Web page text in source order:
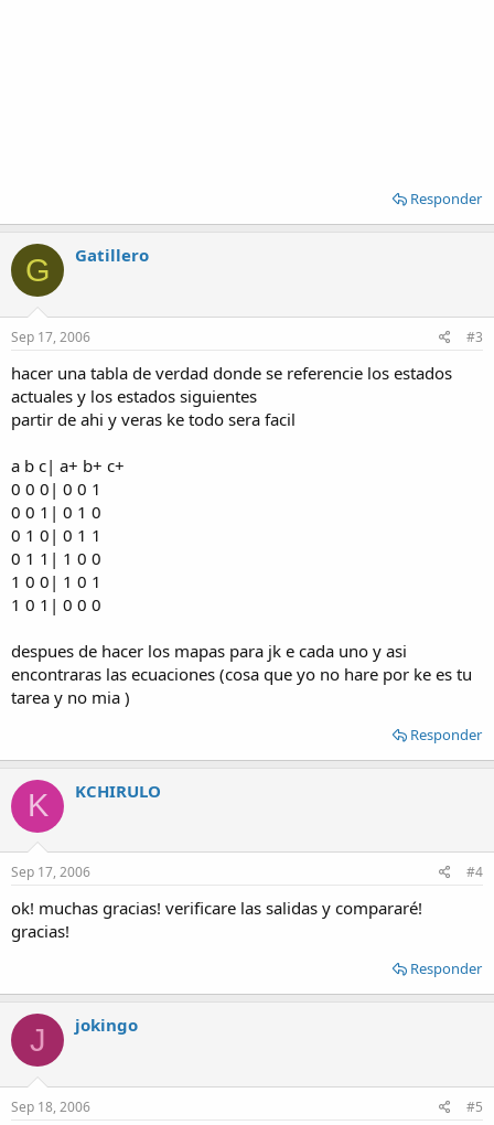
Responder
G Gatillero
Sep 17, 2006 #3
hacer una tabla de verdad donde se referencie los estados
actuales y los estados siguientes
partir de ahi y veras ke todo sera facil
a b c| a+ b+ c+
0 0 0| 0 0 1
0 0 1| 0 1 0
0 1 0| 0 1 1
0 1 1| 1 0 0
1 0 0| 1 0 1
1 0 1| 0 0 0
despues de hacer los mapas para jk e cada uno y asi
encontraras las ecuaciones (cosa que yo no hare por ke es tu
tarea y no mia )
Responder
K KCHIRULO
Sep 17, 2006 #4
ok! muchas gracias! verificare las salidas y compararé!
gracias!
Responder
J jokingo
Sep 18, 2006 #5